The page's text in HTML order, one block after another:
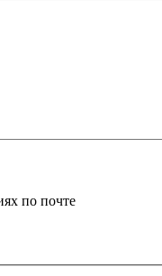
по почте